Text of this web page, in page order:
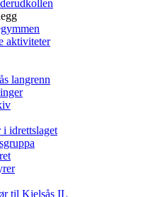
aktiviteter
langrenn
idrettslaget
til Kjelsås IL